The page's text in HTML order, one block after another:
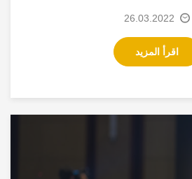
اقرأ المزيد
26.03.2022